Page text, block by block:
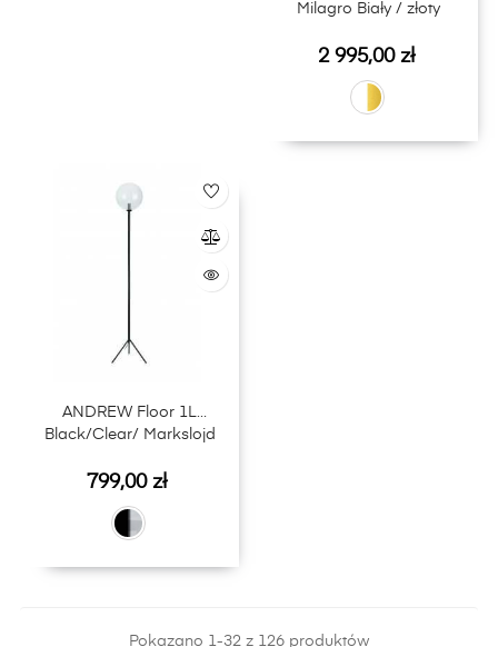
Milagro Biały / złoty
Cena
2 995,00 zł
ANDREW Floor 1L
Black/Clear/ Markslojd
Cena
799,00 zł
Pokazano 1-32 z 126 produktów